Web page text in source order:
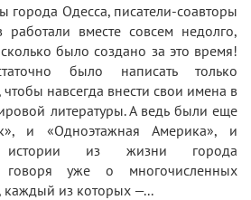
Одесса, писатели-соавторы
вместе совсем недолго,
было создано за это время!
было написать только
чтобы навсегда внести свои имена в
литературы. А ведь были еще
и «Одноэтажная Америка», и
истории из жизни города
говоря уже о многочисленных
каждый из которых —...